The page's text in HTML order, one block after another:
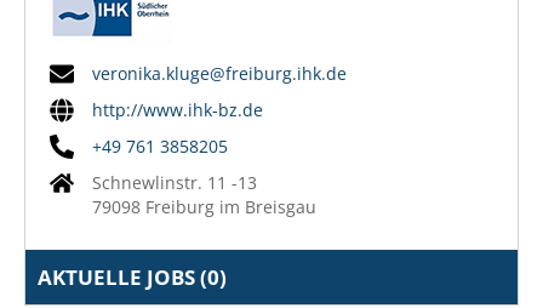
veronika.kluge@freiburg.ihk.de
http://www.ihk-bz.de
+49 761 3858205
Schnewlinstr. 11 -13
79098 Freiburg im Breisgau
AKTUELLE JOBS (0)